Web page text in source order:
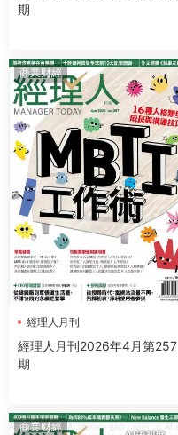
期
商業财經
經理人月刊
經理人月刊2026年4月第257
期
商業财經